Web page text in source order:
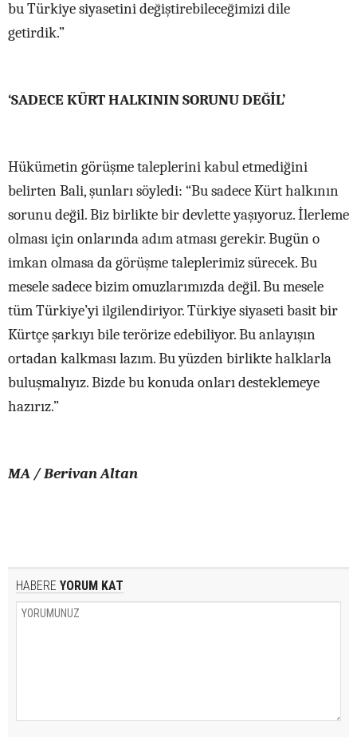
bu Türkiye siyasetini değiştirebileceğimizi dile
getirdik.”
‘SADECE KÜRT HALKININ SORUNU DEĞİL’
Hükümetin görüşme taleplerini kabul etmediğini
belirten Bali, şunları söyledi: “Bu sadece Kürt halkının
sorunu değil. Biz birlikte bir devlette yaşıyoruz. İlerleme
olması için onlarında adım atması gerekir. Bugün o
imkan olmasa da görüşme taleplerimiz sürecek. Bu
mesele sadece bizim omuzlarımızda değil. Bu mesele
tüm Türkiye’yi ilgilendiriyor. Türkiye siyaseti basit bir
Kürtçe şarkıyı bile terörize edebiliyor. Bu anlayışın
ortadan kalkması lazım. Bu yüzden birlikte halklarla
buluşmalıyız. Bizde bu konuda onları desteklemeye
hazırız.”
MA / Berivan Altan
HABERE YORUM KAT